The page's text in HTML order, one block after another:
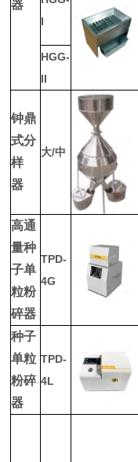
器
I
HGG-
II
钟鼎
式分
样
器
大/中
高通
量种
子单
粒粉
碎器
TPD-
4G
种子
单粒
粉碎
器
TPD-
4L